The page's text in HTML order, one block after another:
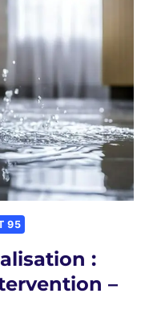
95
:
–